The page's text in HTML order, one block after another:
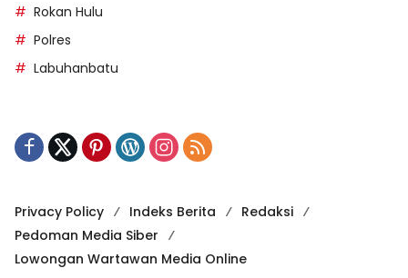
Rokan Hulu
Polres
Labuhanbatu
Privacy Policy Indeks Berita
Redaksi
Pedoman Media Siber
Lowongan Wartawan Media Online